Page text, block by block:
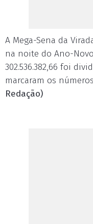
A Mega-Sena da
na noite do Ano-
302.536.382,66 foi
marcaram os números
Redação)